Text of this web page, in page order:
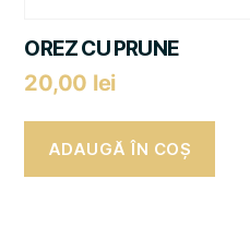
OREZ CU PRUNE
20,00 lei
ADAUGĂ ÎN COȘ